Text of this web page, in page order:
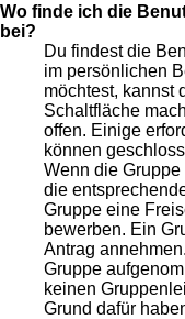
Wo finde ich die
bei?
Du findest die
im persönlichen
möchtest, kannst
Schaltfläche
offen. Einige
können
Wenn die
die
Gruppe eine
bewerben. Ein
Antrag
Gruppe
keinen
Grund dafür